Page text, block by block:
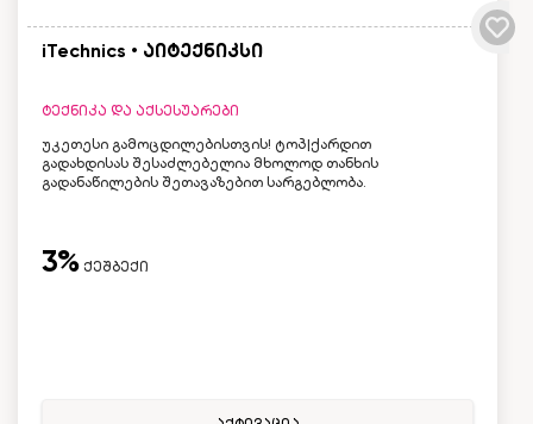
iTechnics • აიტექნიკსი
ტექნიკა და აქსესუარები
უკეთესი გამოცდილებისთვის! ტოპ|ქარდით
გადახდისას შესაძლებელია მხოლოდ თანხის
გადანაწილების შეთავაზებით სარგებლობა.
3% ქეშბექი